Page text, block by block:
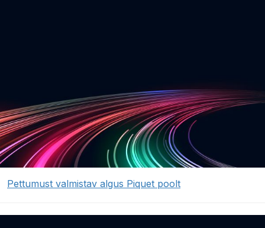
Pettumust valmistav algus Piquet poolt